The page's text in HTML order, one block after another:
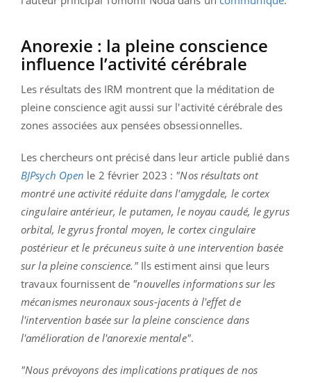
Anorexie : la pleine conscience
influence l’activité cérébrale
Les résultats des IRM montrent que la méditation de
pleine conscience agit aussi sur l'activité cérébrale des
zones associées aux pensées obsessionnelles.
Les chercheurs ont précisé dans leur article publié dans
BJPsych Open le 2 février 2023 : "Nos résultats ont
montré une activité réduite dans l'amygdale, le cortex
cingulaire antérieur, le putamen, le noyau caudé, le gyrus
orbital, le gyrus frontal moyen, le cortex cingulaire
postérieur et le précuneus suite à une intervention basée
sur la pleine conscience."Ils estiment ainsi que leurs
travaux fournissent de "nouvelles informations sur les
mécanismes neuronaux sous-jacents à l'effet de
l'intervention basée sur la pleine conscience dans
l'amélioration de l'anorexie mentale".
"Nous prévoyons des implications pratiques de nos